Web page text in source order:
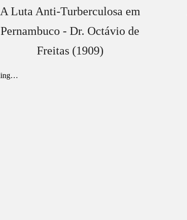
A Luta Anti-Turberculosa em
Pernambuco - Dr. Octávio de
Freitas (1909)